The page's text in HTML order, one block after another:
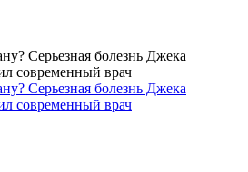
Серьезная болезнь Джека
современный врач
Серьезная болезнь Джека
современный врач